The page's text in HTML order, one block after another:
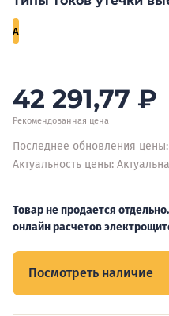
A
42 291,77 ₽
Рекомендованная цена
Последнее обновления цены:
Актуальность цены: Актуальна
Товар не продается
онлайн расчетов
Посмотреть наличие